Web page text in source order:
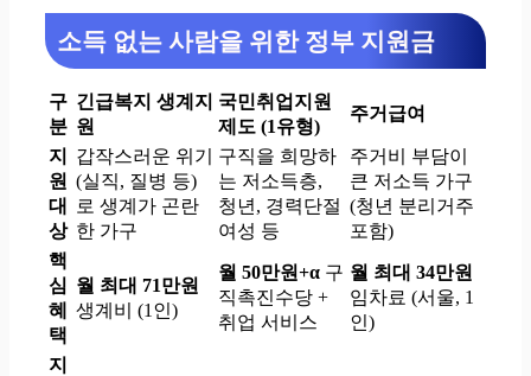
소득 없는 사람을 위한 정부 지원금
구
분
긴급복지 생계지
원
국민취업지원
제도 (1유형)
주거급여
지
원
대
상
갑작스러운 위기
(실직, 질병 등)
로 생계가 곤란
한 가구
구직을 희망하
는 저소득층,
청년, 경력단절
여성 등
주거비 부담이
큰 저소득 가구
(청년 분리거주
포함)
핵
심
혜
택
월 최대 71만원
생계비 (1인)
월 50만원+α 구
직촉진수당 +
취업 서비스
월 최대 34만원
임차료 (서울, 1
인)
지